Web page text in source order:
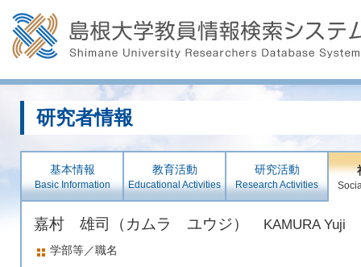
研究者情報
基本情報
Basic Information
教育活動
Educational Activities
研究活動
Research Activities
嘉村 雄司（カムラ ユウジ） KAMURA Yuji
学部等／職名